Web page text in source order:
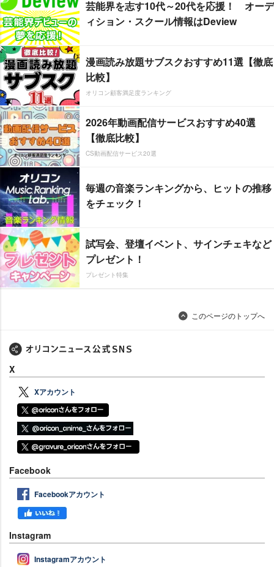
芸能界を志す10代～20代を応援！ オーデ
ィション・スクール情報はDeview
漫画読み放題サブスクおすすめ11選【徹底
比較】
オリコン顧客満足度ランキング
2026年動画配信サービスおすすめ40選
【徹底比較】
CS動画配信サービス20選
毎週の音楽ランキングから、ヒットの推移
をチェック！
試写会、登壇イベント、サインチェキなど
プレゼント！
プレゼント特集
このページのトップへ
X
Xアカウント
Facebook
Facebookアカウント
Instagram
Instagramアカウント